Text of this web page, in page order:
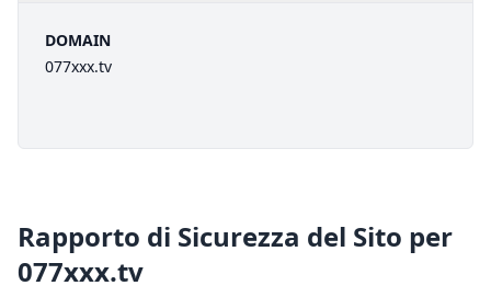
DOMAIN
077xxx.tv
Rapporto di Sicurezza del Sito per
077xxx.tv